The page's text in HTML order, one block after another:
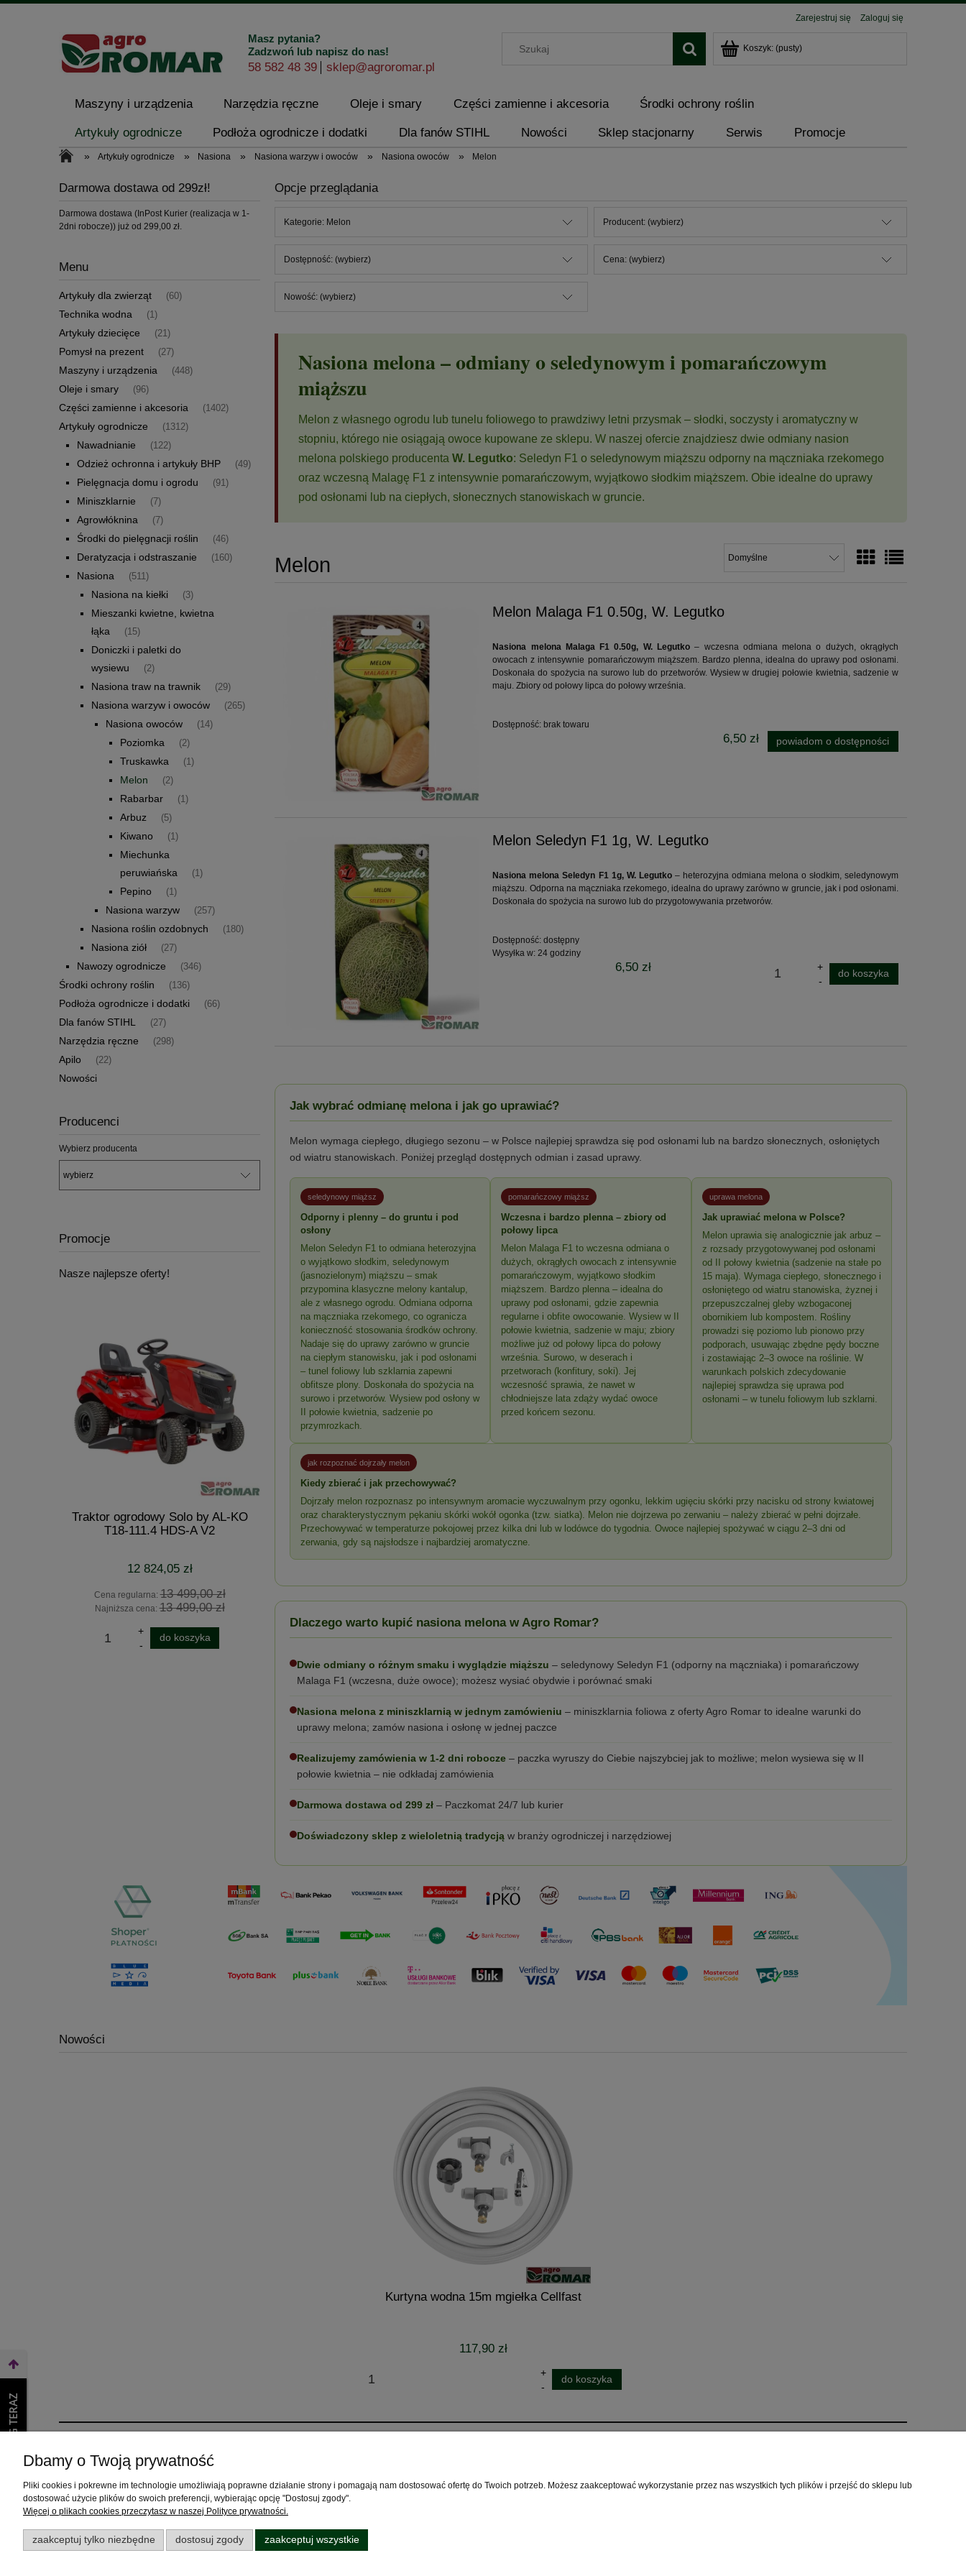
Zarejestruj się Zaloguj się
Masz pytania?
Zadzwoń lub napisz do nas!
58 582 48 39 sklep@agroromar.pl
Koszyk: (pusty)
Maszyny i urządzenia Narzędzia ręczne Oleje i smary Części zamienne i akcesoria Środki ochrony roślin
Artykuły ogrodnicze Podłoża ogrodnicze i dodatki Dla fanów STIHL Nowości Sklep stacjonarny Serwis Promocje
Kontakt i dane firmy
» Artykuły ogrodnicze » Nasiona » Nasiona warzyw i owoców » Nasiona owoców » Melon
Darmowa dostawa od 299zł!
Darmowa dostawa (InPost Kurier (realizacja w 1-
2dni robocze)) już od 299,00 zł.
Menu
Artykuły dla zwierząt (60)
Technika wodna (1)
Artykuły dziecięce (21)
Pomysł na prezent (27)
Maszyny i urządzenia (448)
Oleje i smary (96)
Części zamienne i akcesoria (1402)
Artykuły ogrodnicze (1312)
Nawadnianie (122)
Odzież ochronna i artykuły BHP (49)
Pielęgnacja domu i ogrodu (91)
Miniszklarnie (7)
Agrowłóknina (7)
Środki do pielęgnacji roślin (46)
Deratyzacja i odstraszanie (160)
Nasiona (511)
Nasiona na kiełki (3)
Mieszanki kwietne, kwietna
łąka
(15)
Doniczki i paletki do
wysiewu
(2)
Nasiona traw na trawnik (29)
Nasiona warzyw i owoców (265)
Nasiona owoców (14)
Poziomka (2)
Truskawka (1)
Melon (2)
Rabarbar (1)
Arbuz (5)
Kiwano (1)
Miechunka
peruwiańska
(1)
Pepino (1)
Nasiona warzyw (257)
Nasiona roślin ozdobnych (180)
Nasiona ziół (27)
Nawozy ogrodnicze (346)
Środki ochrony roślin (136)
Podłoża ogrodnicze i dodatki (66)
Dla fanów STIHL (27)
Narzędzia ręczne (298)
Apilo (22)
Nowości
Producenci
Wybierz producenta
Promocje
Nasze najlepsze oferty!
Traktor ogrodowy Solo by AL-KO
T18-111.4 HDS-A V2
12 824,05 zł
Cena regularna:13 499,00 zł
Najniższa cena:13 499,00 zł
do koszyka
Dmuchawa akumulatorowa AL-KO LB
1860 Boflex body
do koszyka
Kosiarka spalinowa z napędem Cub
Cadet LM3 CRC46s napęd
MySPEED 4w1 / BESTELLER!
do koszyka
Ręczna kosiarka akumulatorowa AL-
KO 22.4 Li body
do koszyka
Najniższa
Opcje przeglądania
Kategorie: Melon Producent: (wybierz)
Dostępność: (wybierz) Cena: (wybierz)
Nowość: (wybierz)
Nasiona melona – odmiany o seledynowym i pomarańczowym
miąższu
Melon z własnego ogrodu lub tunelu foliowego to prawdziwy letni przysmak – słodki, soczysty i aromatyczny w
stopniu, którego nie osiągają owoce kupowane ze sklepu. W naszej ofercie znajdziesz dwie odmiany nasion
melona polskiego producenta W. Legutko: Seledyn F1 o seledynowym miąższu odporny na mączniaka rzekomego
oraz wczesną Malagę F1 z intensywnie pomarańczowym, wyjątkowo słodkim miąższem. Obie idealne do uprawy
pod osłonami lub na ciepłych, słonecznych stanowiskach w gruncie.
Melon
Melon Malaga F1 0.50g, W. Legutko
Nasiona melona Malaga F1 0.50g, W. Legutko – wczesna odmiana melona o dużych, okrągłych
owocach z intensywnie pomarańczowym miąższem. Bardzo plenna, idealna do uprawy pod osłonami.
Doskonała do spożycia na surowo lub do przetworów. Wysiew w drugiej połowie kwietnia, sadzenie w
maju. Zbiory od połowy lipca do połowy września.
Dostępność: brak towaru
6,50 zł powiadom o dostępności
Melon Seledyn F1 1g, W. Legutko
Nasiona melona Seledyn F1 1g, W. Legutko– heterozyjna odmiana melona o słodkim, seledynowym
miąższu. Odporna na mączniaka rzekomego, idealna do uprawy zarówno w gruncie, jak i pod osłonami.
Doskonała do spożycia na surowo lub do przygotowywania przetworów.
Dostępność: dostępny
Wysyłka w: 24 godziny
6,50 zł do koszyka
Jak wybrać odmianę melona i jak go uprawiać?
Melon wymaga ciepłego, długiego sezonu – w Polsce najlepiej sprawdza się pod osłonami lub na bardzo słonecznych, osłoniętych
od wiatru stanowiskach. Poniżej przegląd dostępnych odmian i zasad uprawy.
seledynowy miąższ
Odporny i plenny – do gruntu i pod
osłony
Melon Seledyn F1 to odmiana heterozyjna
o wyjątkowo słodkim, seledynowym
(jasnozielonym) miąższu – smak
przypomina klasyczne melony kantalup,
ale z własnego ogrodu. Odmiana odporna
na mączniaka rzekomego, co ogranicza
konieczność stosowania środków ochrony.
Nadaje się do uprawy zarówno w gruncie
na ciepłym stanowisku, jak i pod osłonami
– tunel foliowy lub szklarnia zapewni
obfitsze plony. Doskonała do spożycia na
surowo i przetworów. Wysiew pod osłony w
II połowie kwietnia, sadzenie po
przymrozkach.
pomarańczowy miąższ
Wczesna i bardzo plenna – zbiory od
połowy lipca
Melon Malaga F1 to wczesna odmiana o
dużych, okrągłych owocach z intensywnie
pomarańczowym, wyjątkowo słodkim
miąższem. Bardzo plenna – idealna do
uprawy pod osłonami, gdzie zapewnia
regularne i obfite owocowanie. Wysiew w II
połowie kwietnia, sadzenie w maju; zbiory
możliwe już od połowy lipca do połowy
września. Surowo, w deserach i
przetworach (konfitury, soki). Jej
wczesność sprawia, że nawet w
chłodniejsze lata zdąży wydać owoce
przed końcem sezonu.
uprawa melona
Jak uprawiać melona w Polsce?
Melon uprawia się analogicznie jak arbuz –
z rozsady przygotowywanej pod osłonami
od II połowy kwietnia (sadzenie na stałe po
15 maja). Wymaga ciepłego, słonecznego i
osłoniętego od wiatru stanowiska, żyznej i
przepuszczalnej gleby wzbogaconej
obornikiem lub kompostem. Rośliny
prowadzi się poziomo lub pionowo przy
podporach, usuwając zbędne pędy boczne
i zostawiając 2–3 owoce na roślinie. W
warunkach polskich zdecydowanie
najlepiej sprawdza się uprawa pod
osłonami – w tunelu foliowym lub szklarni.
jak rozpoznać dojrzały melon
Kiedy zbierać i jak przechowywać?
Dojrzały melon rozpoznasz po intensywnym aromacie wyczuwalnym przy ogonku, lekkim ugięciu skórki przy nacisku od strony kwiatowej
oraz charakterystycznym pękaniu skórki wokół ogonka (tzw. siatka). Melon nie dojrzewa po zerwaniu – należy zbierać w pełni dojrzałe.
Przechowywać w temperaturze pokojowej przez kilka dni lub w lodówce do tygodnia. Owoce najlepiej spożywać w ciągu 2–3 dni od
zerwania, gdy są najsłodsze i najbardziej aromatyczne.
Dlaczego warto kupić nasiona melona w Agro Romar?
Dwie odmiany o różnym smaku i wyglądzie miąższu – seledynowy Seledyn F1 (odporny na mączniaka) i pomarańczowy
Malaga F1 (wczesna, duże owoce); możesz wysiać obydwie i porównać smaki
Nasiona melona z miniszklarnią w jednym zamówieniu – miniszklarnia foliowa z oferty Agro Romar to idealne warunki do
uprawy melona; zamów nasiona i osłonę w jednej paczce
Realizujemy zamówienia w 1-2 dni robocze – paczka wyruszy do Ciebie najszybciej jak to możliwe; melon wysiewa się w II
połowie kwietnia – nie odkładaj zamówienia
Darmowa dostawa od 299 zł – Paczkomat 24/7 lub kurier
Doświadczony sklep z wieloletnią tradycją w branży ogrodniczej i narzędziowej
Nowości
Kurtyna wodna 15m mgiełka Cellfast
117,90 zł
do koszyka
Pytania i odpowiedzi
Jak dojechać?
Ustawienia konta
Przechowalnia
Informacje o leasingu
publicznego
Kontakt i dane firmy
WEŹ LEASING TERAZ Dbamy o Twoją prywatność
Pliki cookies i pokrewne im technologie umożliwiają poprawne działanie strony i pomagają nam dostosować ofertę do Twoich potrzeb. Możesz zaakceptować wykorzystanie przez nas wszystkich tych plików i przejść do sklepu lub
dostosować użycie plików do swoich preferencji, wybierając opcję "Dostosuj zgody".
Więcej o plikach cookies przeczytasz w naszej Polityce prywatności.
zaakceptuj tylko niezbędne dostosuj zgody zaakceptuj wszystkie